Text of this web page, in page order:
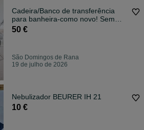
Cadeira/Banco de transferência
para banheira-como novo! Sem
caixa
50 €
São Domingos de Rana
19 de julho de 2026
Nebulizador BEURER IH 21
10 €